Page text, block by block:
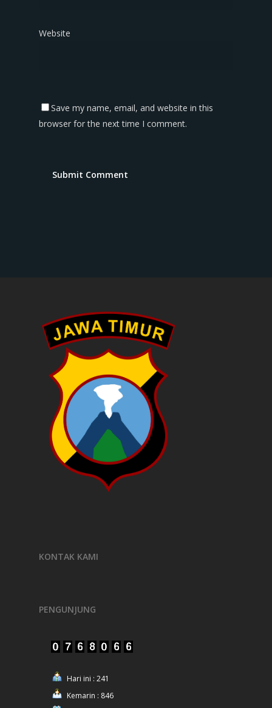
Website
Save my name, email, and website in this
browser for the next time I comment.
KONTAK KAMI
PENGUNJUNG
Hari ini : 241
Kemarin : 846